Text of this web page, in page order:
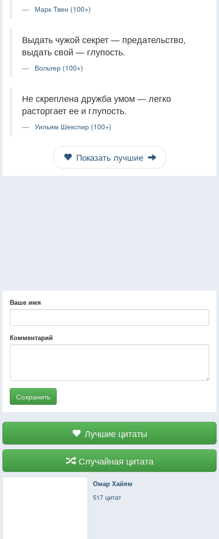
Марк Твен (100+)
Выдать чужой секрет — предательство,
выдать свой — глупость.
Вольтер (100+)
Не скреплена дружба умом — легко
расторгает ее и глупость.
Уильям Шекспир (100+)
Показать лучшие
Ваше имя
Комментарий
Сохранить
Лучшие цитаты
Случайная цитата
Омар Хайям
517 цитат